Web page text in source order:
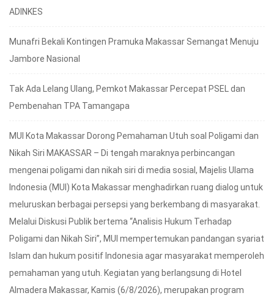
ADINKES
Munafri Bekali Kontingen Pramuka Makassar Semangat Menuju
Jambore Nasional
Tak Ada Lelang Ulang, Pemkot Makassar Percepat PSEL dan
Pembenahan TPA Tamangapa
MUI Kota Makassar Dorong Pemahaman Utuh soal Poligami dan
Nikah Siri MAKASSAR – Di tengah maraknya perbincangan
mengenai poligami dan nikah siri di media sosial, Majelis Ulama
Indonesia (MUI) Kota Makassar menghadirkan ruang dialog untuk
meluruskan berbagai persepsi yang berkembang di masyarakat.
Melalui Diskusi Publik bertema “Analisis Hukum Terhadap
Poligami dan Nikah Siri”, MUI mempertemukan pandangan syariat
Islam dan hukum positif Indonesia agar masyarakat memperoleh
pemahaman yang utuh. Kegiatan yang berlangsung di Hotel
Almadera Makassar, Kamis (6/8/2026), merupakan program